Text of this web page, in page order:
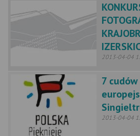
2013-04-04
7
2013-04-04